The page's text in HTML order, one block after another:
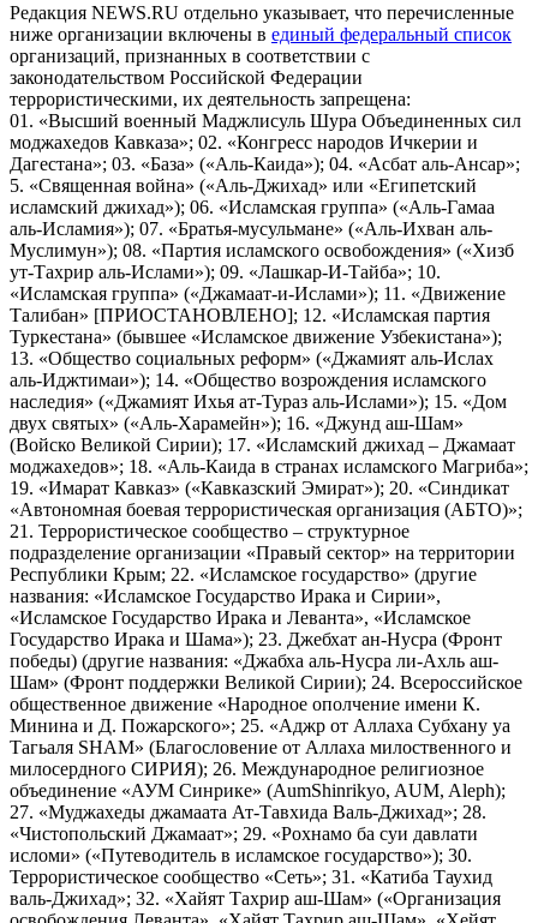
Редакция NEWS.RU отдельно указывает, что перечисленные
ниже организации включены в единый федеральный список
организаций, признанных в соответствии с
законодательством Российской Федерации
террористическими, их деятельность запрещена:
01. «Высший военный Маджлисуль Шура Объединенных сил
моджахедов Кавказа»; 02. «Конгресс народов Ичкерии и
Дагестана»; 03. «База» («Аль-Каида»); 04. «Асбат аль-Ансар»;
5. «Священная война» («Аль-Джихад» или «Египетский
исламский джихад»); 06. «Исламская группа» («Аль-Гамаа
аль-Исламия»); 07. «Братья-мусульмане» («Аль-Ихван аль-
Муслимун»); 08. «Партия исламского освобождения» («Хизб
ут-Тахрир аль-Ислами»); 09. «Лашкар-И-Тайба»; 10.
«Исламская группа» («Джамаат-и-Ислами»); 11. «Движение
Талибан» [ПРИОСТАНОВЛЕНО]; 12. «Исламская партия
Туркестана» (бывшее «Исламское движение Узбекистана»);
13. «Общество социальных реформ» («Джамият аль-Ислах
аль-Иджтимаи»); 14. «Общество возрождения исламского
наследия» («Джамият Ихья ат-Тураз аль-Ислами»); 15. «Дом
двух святых» («Аль-Харамейн»); 16. «Джунд аш-Шам»
(Войско Великой Сирии); 17. «Исламский джихад – Джамаат
моджахедов»; 18. «Аль-Каида в странах исламского Магриба»;
19. «Имарат Кавказ» («Кавказский Эмират»); 20. «Синдикат
«Автономная боевая террористическая организация (АБТО)»;
21. Террористическое сообщество – структурное
подразделение организации «Правый сектор» на территории
Республики Крым; 22. «Исламское государство» (другие
названия: «Исламское Государство Ирака и Сирии»,
«Исламское Государство Ирака и Леванта», «Исламское
Государство Ирака и Шама»); 23. Джебхат ан-Нусра (Фронт
победы) (другие названия: «Джабха аль-Нусра ли-Ахль аш-
Шам» (Фронт поддержки Великой Сирии); 24. Всероссийское
общественное движение «Народное ополчение имени К.
Минина и Д. Пожарского»; 25. «Аджр от Аллаха Субхану уа
Тагьаля SHAM» (Благословение от Аллаха милоственного и
милосердного СИРИЯ); 26. Международное религиозное
объединение «АУМ Синрике» (AumShinrikyo, AUM, Aleph);
27. «Муджахеды джамаата Ат-Тавхида Валь-Джихад»; 28.
«Чистопольский Джамаат»; 29. «Рохнамо ба суи давлати
исломи» («Путеводитель в исламское государство»); 30.
Террористическое сообщество «Сеть»; 31. «Катиба Таухид
валь-Джихад»; 32. «Хайят Тахрир аш-Шам» («Организация